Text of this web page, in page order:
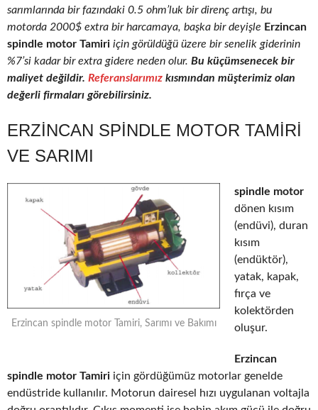
sarımlarında bir fazındaki 0.5 ohm’luk bir direnç artışı, bu
motorda 2000$ extra bir harcamaya, başka bir deyişle Erzincan
spindle motor Tamiri için görüldüğü üzere bir senelik giderinin
%7’si kadar bir extra gidere neden olur. Bu küçümsenecek bir
maliyet değildir. Referanslarımız kısmından müşterimiz olan
değerli firmaları görebilirsiniz.
ERZINCAN SPINDLE MOTOR TAMIRI
VE SARIMI
Erzincan spindle motor Tamiri, Sarımı ve Bakımı
spindle motor
dönen kısım
(endüvi), duran
kısım
(endüktör),
yatak, kapak,
fırça ve
kolektörden
oluşur.
Erzincan
spindle motor Tamiri için gördüğümüz motorlar genelde
endüstride kullanılır. Motorun dairesel hızı uygulanan voltajla